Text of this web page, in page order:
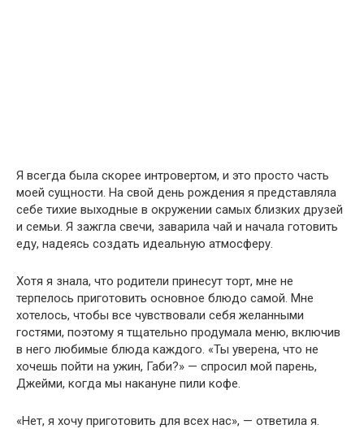
Я всегда была скорее интровертом, и это просто часть
моей сущности. На свой день рождения я представляла
себе тихие выходные в окружении самых близких друзей
и семьи. Я зажгла свечи, заварила чай и начала готовить
еду, надеясь создать идеальную атмосферу.
Хотя я знала, что родители принесут торт, мне не
терпелось приготовить основное блюдо самой. Мне
хотелось, чтобы все чувствовали себя желанными
гостями, поэтому я тщательно продумала меню, включив
в него любимые блюда каждого. «Ты уверена, что не
хочешь пойти на ужин, Габи?» — спросил мой парень,
Джейми, когда мы накануне пили кофе.
«Нет, я хочу приготовить для всех нас», — ответила я.